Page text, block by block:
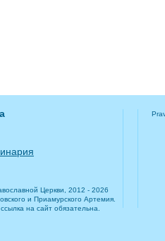
Церкви, 2012 - 2026
и Приамурского Артемия.
на сайт обязательна.